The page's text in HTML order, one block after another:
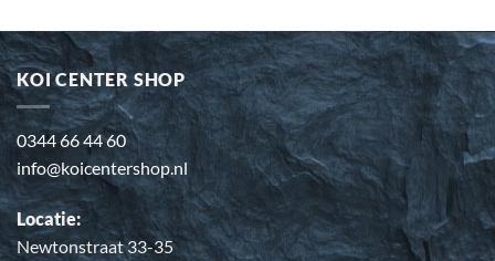
KOI CENTER SHOP
0344 66 44 60
info@koicentershop.nl
Locatie:
Newtonstraat 33-35